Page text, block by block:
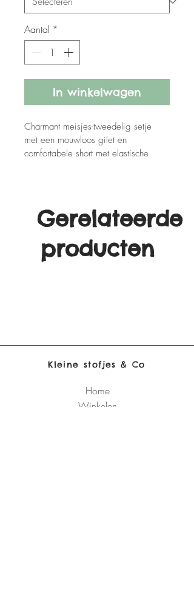
Aantal *
In winkelwagen
Charmant meisjes-tweedelig setje
met een mouwloos gilet en
comfortabele short met elastische
Gerelateerde
producten
Kleine stofjes & Co
Home
Winkelen